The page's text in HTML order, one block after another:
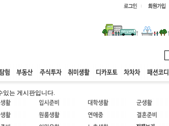
매 고객센터
있는 게시판입니다.